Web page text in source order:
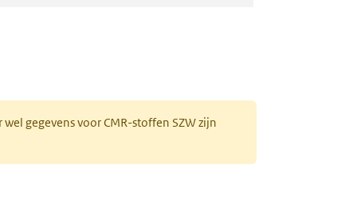
gegevens voor CMR-stoffen SZW zijn